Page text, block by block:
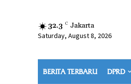
32.3 C Jakarta
Saturday, August 8, 2026
BERITA TERBARU DPRD